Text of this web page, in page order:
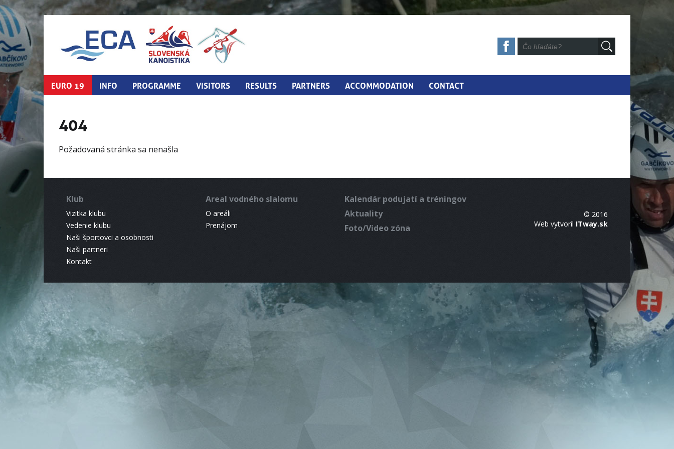
EURO 19 INFO PROGRAMME VISITORS RESULTS PARTNERS ACCOMMODATION CONTACT
404
Požadovaná stránka sa nenašla
Klub
Vizitka klubu
Vedenie klubu
Naši športovci a osobnosti
Naši partneri
Kontakt
Areal vodného slalomu
O areáli
Prenájom
Kalendár podujatí a tréningov
Aktuality
Foto/Video zóna
© 2016
Web vytvoril ITway.sk